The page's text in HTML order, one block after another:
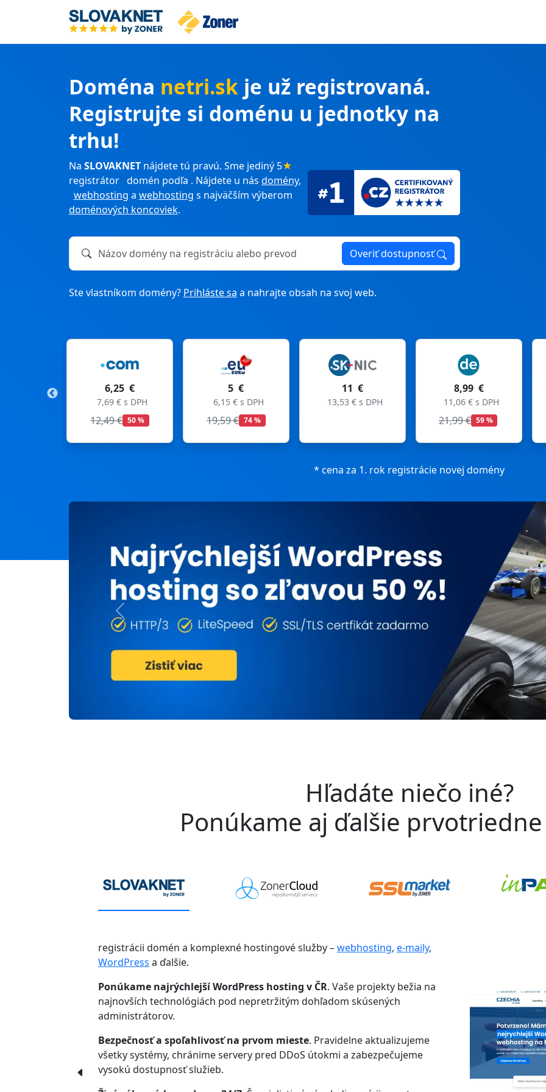
Doména netri.sk je už registrovaná.
Registrujte si doménu u jednotky na
trhu!
Na SLOVAKNETnájdete tú pravú. Sme jediný 5★
registrátor domén podľa . Nájdete u nás domény,
webhosting a webhosting s najväčším výberom
doménových koncoviek.
Názov domény na registráciu alebo prevod Overiť dostupnosť
Ste vlastníkom domény? Prihláste sa a nahrajte obsah na svoj web.
6,25 €
7,69 € s DPH 6,15 € s DPH
19,59 €
13,53 € s DPH 11,06 € s DPH 11,06 € s DPH
27,99 €
* cena za 1. rok registrácie novej domény
Previous
Hľadáte niečo iné?
Ponúkame aj ďalšie
registrácii domén a komplexné hostingové služby –webhosting, e-maily,
WordPress a ďalšie.
Ponúkame najrýchlejší WordPress hosting v ČR. Vaše projekty bežia na
najnovších technológiách pod nepretržitým dohľadom skúsených
administrátorov.
Bezpečnosť a spoľahlivosť na prvom mieste. Pravidelne aktualizujeme
všetky systémy, chránime servery pred DDoS útokmi a zabezpečujeme
vysokú dostupnosť služieb.